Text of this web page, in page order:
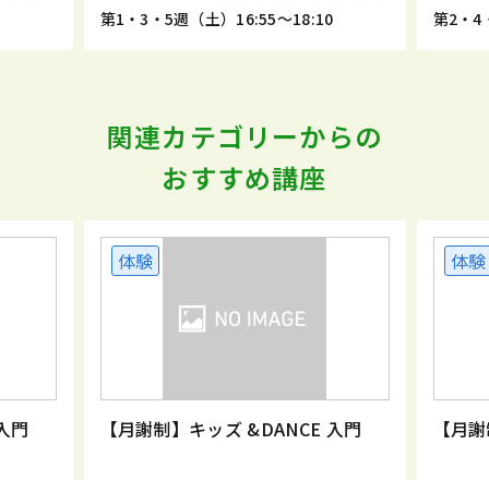
第1・3・5週（土）16:55～18:10
第2・4
関連カテゴリーからの
おすすめ講座
門
体験
【月謝制】キッズ &DANCE 入門
体験
【月